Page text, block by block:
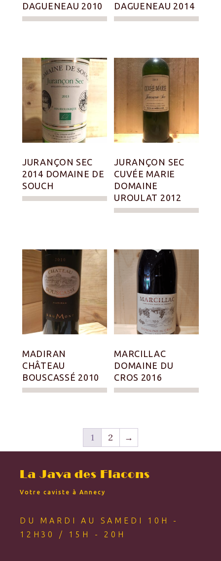
DAGUENEAU 2010
DAGUENEAU 2014
JURANÇON SEC
2014 DOMAINE DE
SOUCH
JURANÇON SEC
CUVÉE MARIE
DOMAINE
UROULAT 2012
MADIRAN
CHÂTEAU
BOUSCASSÉ 2010
MARCILLAC
DOMAINE DU
CROS 2016
1 2 →
La Java des Flacons
Votre caviste à Annecy
DU MARDI AU SAMEDI 10H -
12H30 / 15H - 20H